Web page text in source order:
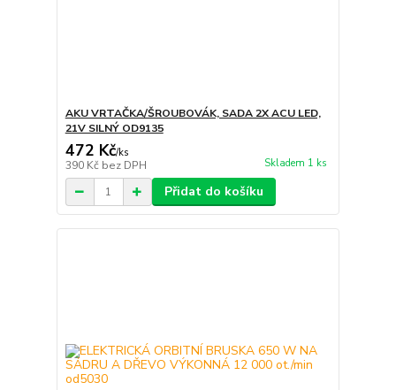
AKU VRTAČKA/ŠROUBOVÁK, SADA 2X ACU LED,
21V SILNÝ OD9135
472 Kč/ks
390 Kč bez DPH Skladem 1 ks
Přidat do košíku